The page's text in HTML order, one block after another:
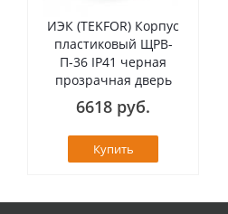
ИЭК (TEKFOR) Корпус
пластиковый ЩРВ-
П-36 IP41 черная
прозрачная дверь
6618 руб.
Купить